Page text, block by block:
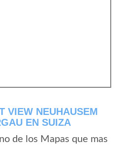
VIEW NEUHAUSEM
EN SUIZA
de los Mapas que mas